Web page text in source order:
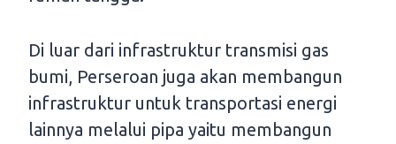
Di luar dari infrastruktur transmisi gas
bumi, Perseroan juga akan membangun
infrastruktur untuk transportasi energi
lainnya melalui pipa yaitu membangun